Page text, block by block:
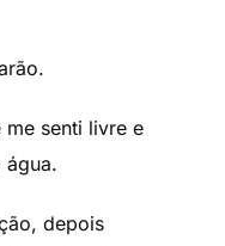
me senti livre e
depois